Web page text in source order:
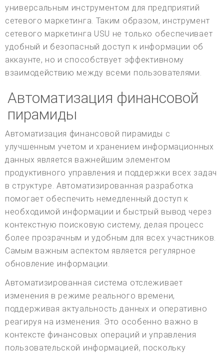
универсальным инструментом для предприятий
сетевого маркетинга. Таким образом, инструмент
сетевого маркетинга USU не только обеспечивает
удобный и безопасный доступ к информации об
аккаунте, но и способствует эффективному
взаимодействию между всеми пользователями.
Автоматизация финансовой
пирамиды
Автоматизация финансовой пирамиды с
улучшенным учетом и хранением информационных
данных является важнейшим элементом
продуктивного управления и поддержки всех задач
в структуре. Автоматизированная разработка
помогает обеспечить немедленный доступ к
необходимой информации и быстрый вывод через
контекстную поисковую систему, делая процесс
более прозрачным и удобным для всех участников.
Самым важным аспектом является регулярное
обновление информации.
Автоматизированная система отслеживает
изменения в режиме реального времени,
поддерживая актуальность данных и оперативно
реагируя на изменения. Это особенно важно в
контексте финансовых операций и управления
пользовательской информацией, поскольку